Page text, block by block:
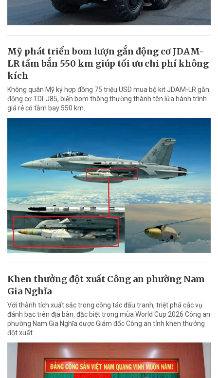
Mỹ phát triển bom lượn gắn động cơ JDAM-
LR tầm bắn 550 km giúp tối ưu chi phí không
kích
Không quân Mỹ ký hợp đồng 75 triệu USD mua bộ kit JDAM-LR gắn
động cơ TDI-J85, biến bom thông thường thành tên lửa hành trình
giá rẻ có tầm bay 550 km.
Khen thưởng đột xuất Công an phường Nam
Gia Nghĩa
Với thành tích xuất sắc trong công tác đấu tranh, triệt phá các vụ
đánh bạc trên địa bàn, đặc biệt trong mùa World Cup 2026 Công an
phường Nam Gia Nghĩa dược Giám đốc Công an tỉnh khen thưởng
đột xuất.